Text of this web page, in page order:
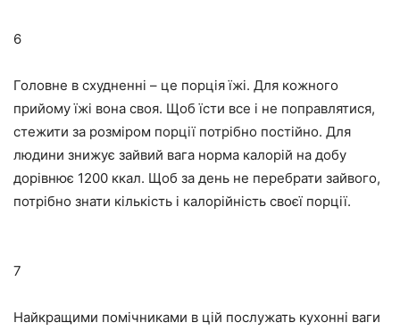
6
Головне в схудненні – це порція їжі. Для кожного
прийому їжі вона своя. Щоб їсти все і не поправлятися,
стежити за розміром порції потрібно постійно. Для
людини знижує зайвий вага норма калорій на добу
дорівнює 1200 ккал. Щоб за день не перебрати зайвого,
потрібно знати кількість і калорійність своєї порції.
7
Найкращими помічниками в цій послужать кухонні ваги